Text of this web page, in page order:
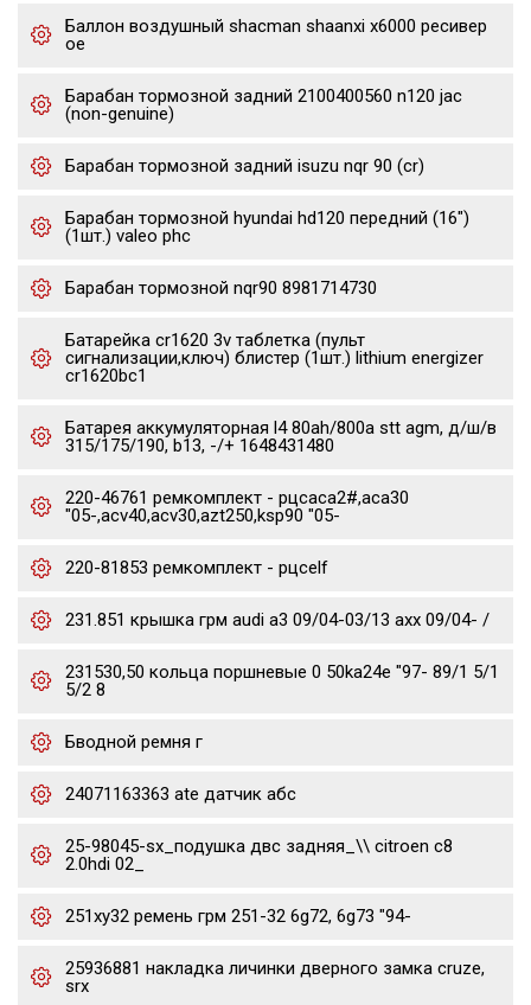
Баллон воздушный shacman shaanxi x6000 ресивер
oe
Барабан тормозной задний 2100400560 n120 jac
(non-genuine)
Барабан тормозной задний isuzu nqr 90 (cr)
Барабан тормозной hyundai hd120 передний (16")
(1шт.) valeo phc
Барабан тормозной nqr90 8981714730
Батарейка cr1620 3v таблетка (пульт
сигнализации,ключ) блистер (1шт.) lithium energizer
cr1620bc1
Батарея аккумуляторная l4 80ah/800a stt agm, д/ш/в
315/175/190, b13, -/+ 1648431480
220-46761 ремкомплект - рцсaca2#,aca30
"05-,acv40,acv30,azt250,ksp90 "05-
220-81853 ремкомплект - рцсelf
231.851 крышка грм audi a3 09/04-03/13 axx 09/04- /
231530,50 кольца поршневые 0 50ka24e "97- 89/1 5/1
5/2 8
Бводной ремня г
24071163363 ate датчик абс
25-98045-sx_подушка двс задняя_\\ citroen c8
2.0hdi 02_
251xy32 ремень грм 251-32 6g72, 6g73 "94-
25936881 накладка личинки дверного замка cruze,
srx